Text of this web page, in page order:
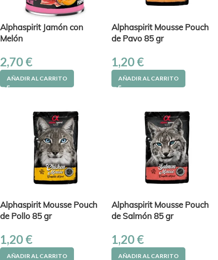
Alphaspirit Jamón con
Melón
2,70 €
AÑADIR AL CARRITO
Alphaspirit Mousse Pouch
de Pavo 85 gr
1,20 €
AÑADIR AL CARRITO
Alphaspirit Mousse Pouch
de Pollo 85 gr
1,20 €
AÑADIR AL CARRITO
Alphaspirit Mousse Pouch
de Salmón 85 gr
1,20 €
AÑADIR AL CARRITO